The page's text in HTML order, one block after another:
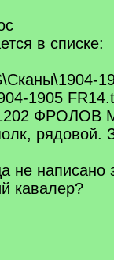
в списке:
1905
ФРОЛОВ
рядовой.
не написано
кавалер?